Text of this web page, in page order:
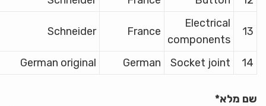
13
Electrical
components
France
Schneider
14
Socket joint
German
German original
שם מלא*